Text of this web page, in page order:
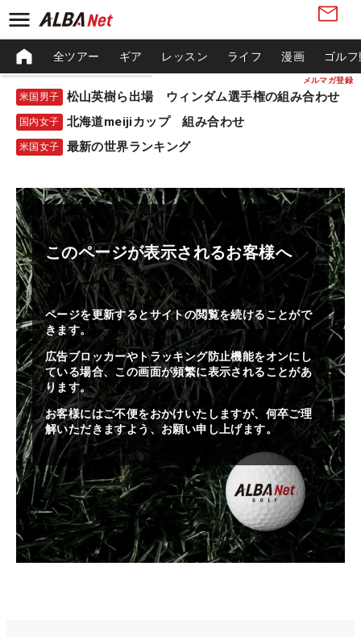
メルマガ登録
全ツアー ギア レッスン ライフ 漫画 ゴル
米国男子 松山英樹ら出場 ウィンダム選手権の組み合わせ
国内女子 北海道meijiカップ 組み合わせ
米国女子 最新の世界ランキング
このページが表示されるお客様へ
ページを更新するとサイトの閲覧を続けることがで
きます。
広告ブロッカーやトラッキング防止機能をオンにし
ている場合、この画面が頻繁に表示されることがあ
ります。
お客様にはご不便をおかけいたしますが、何卒ご理
解いただきますよう、お願い申し上げます。